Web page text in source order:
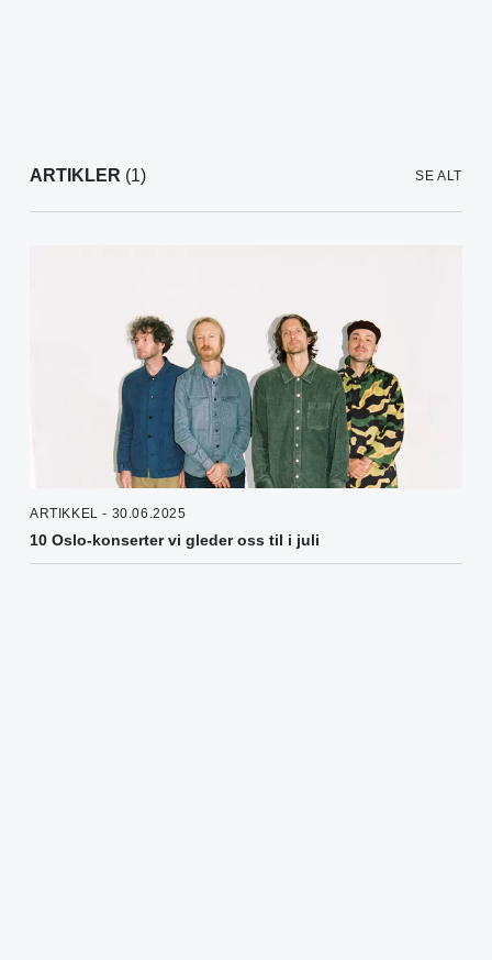
ARTIKLER (1) SE ALT
ARTIKKEL - 30.06.2025
10 Oslo-konserter vi gleder oss til i juli